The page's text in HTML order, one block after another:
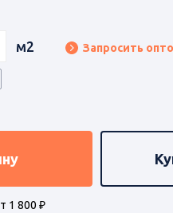
м2 Запросить
1 800 ₽